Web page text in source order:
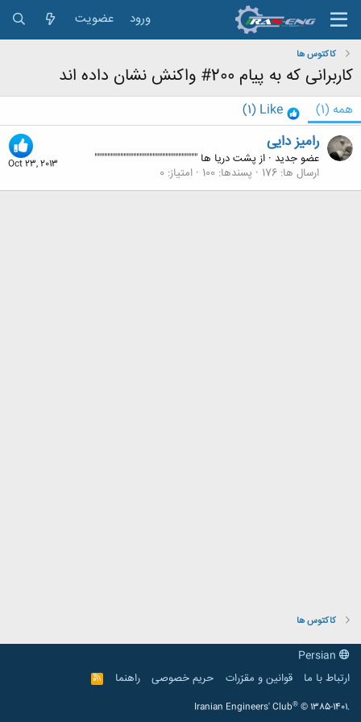
ورود عضویت
کاکتوس ها
کاربرانی که به پیام 200# واکنش نشان داده اند
همه (1)
Like
(1)
Oct 23, 2013
رامیز دایی
عضو جدید · از پشت دریا ها """"""""""""""""""""""""""""""""
ارسال ها 176 پسندها 100 امتیاز 0
کاکتوس ها
ارتباط با ما
قوانین و مقرّرات حریم خصوصی راهنما
R
S
Iranian Engineers' Club® © 1385-1401.